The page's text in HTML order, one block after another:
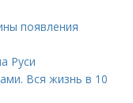
появления
Руси
Вся жизнь в 10